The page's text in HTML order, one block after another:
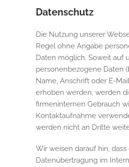
Datenschutz
Die Nutzung unserer
Regel ohne Angabe
Daten möglich. Soweit auf
personenbezogene Daten
Name, Anschrift oder E-
erhoben werden, werden
firmeninternen Gebrauch
Kontaktaufnahme
werden nicht an Dritte
Wir weisen darauf hin, dass
Datenübertragung im